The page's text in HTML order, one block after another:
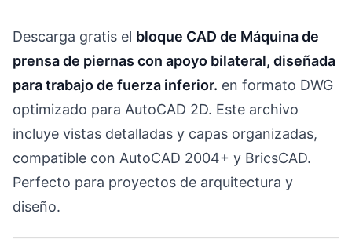
Descarga gratis el bloque CAD de Máquina de
prensa de piernas con apoyo bilateral, diseñada
para trabajo de fuerza inferior. en formato DWG
optimizado para AutoCAD 2D. Este archivo
incluye vistas detalladas y capas organizadas,
compatible con AutoCAD 2004+ y BricsCAD.
Perfecto para proyectos de arquitectura y
diseño.